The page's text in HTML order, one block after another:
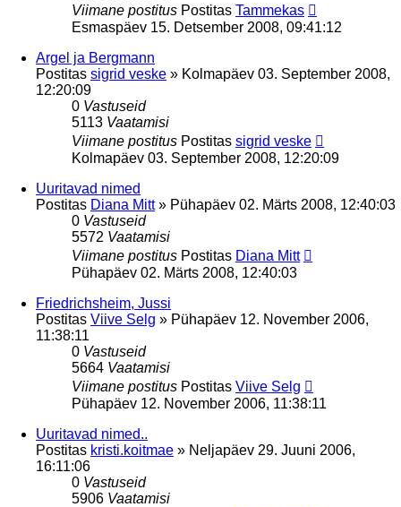
Viimane postitus Postitas Tammekas
Esmaspäev 15. Detsember 2008, 09:41:12
Argel ja Bergmann
Postitas sigrid veske » Kolmapäev 03. September 2008,
12:20:09
0 Vastuseid
5113 Vaatamisi
Viimane postitus Postitas sigrid veske
Kolmapäev 03. September 2008, 12:20:09
Uuritavad nimed
Postitas Diana Mitt» Pühapäev 02. Märts 2008, 12:40:03
0 Vastuseid
5572 Vaatamisi
Viimane postitus Postitas Diana Mitt
Pühapäev 02. Märts 2008, 12:40:03
Friedrichsheim, Jussi
Postitas Viive Selg » Pühapäev 12. November 2006,
11:38:11
0 Vastuseid
5664 Vaatamisi
Viimane postitus Postitas Viive Selg
Pühapäev 12. November 2006, 11:38:11
Uuritavad nimed..
Postitas kristi.koitmae » Neljapäev 29. Juuni 2006,
16:11:06
0 Vastuseid
5906 Vaatamisi